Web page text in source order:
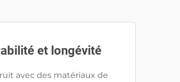
et longévité
avec des matériaux de